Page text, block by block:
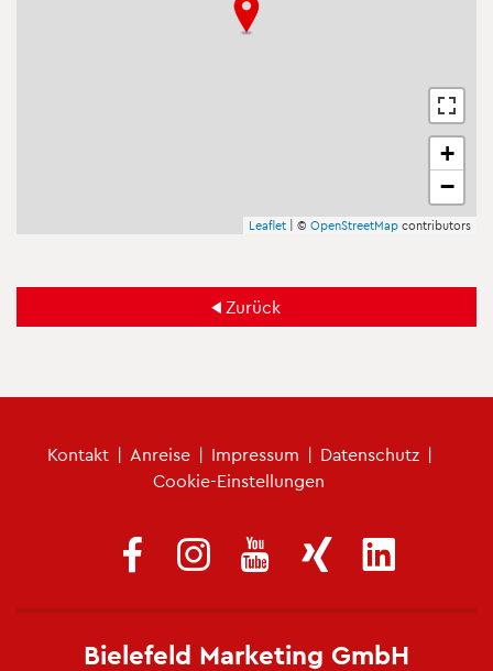
+
−
Leaf­let | © Open­Street­Map con­tri­bu­tors
Zu­rück
Kon­takt | An­rei­se | Im­pres­sum | Da­ten­schutz |
Coo­kie-Ein­stel­lun­gen
Bie­le­feld Mar­ke­ting GmbH